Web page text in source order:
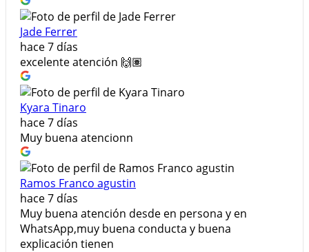
Jade Ferrer
hace 7 días
excelente atención 🙌🏽
Kyara Tinaro
hace 7 días
Muy buena atencionn
Ramos Franco agustin
hace 7 días
Muy buena atención desde en persona y en
WhatsApp,muy buena conducta y buena
explicación tienen